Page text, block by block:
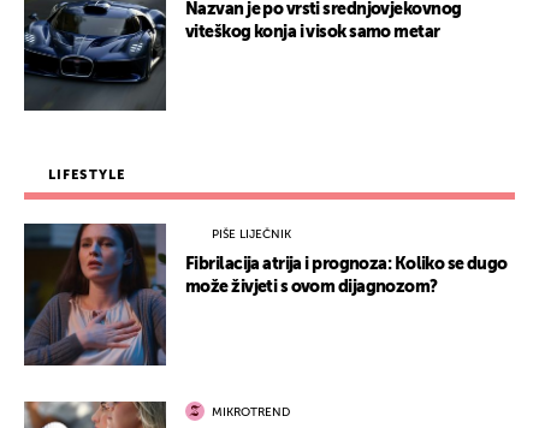
Nazvan je po vrsti srednjovjekovnog
viteškog konja i visok samo metar
LIFESTYLE
PIŠE LIJEČNIK
Fibrilacija atrija i prognoza: Koliko se dugo
može živjeti s ovom dijagnozom?
MIKROTREND